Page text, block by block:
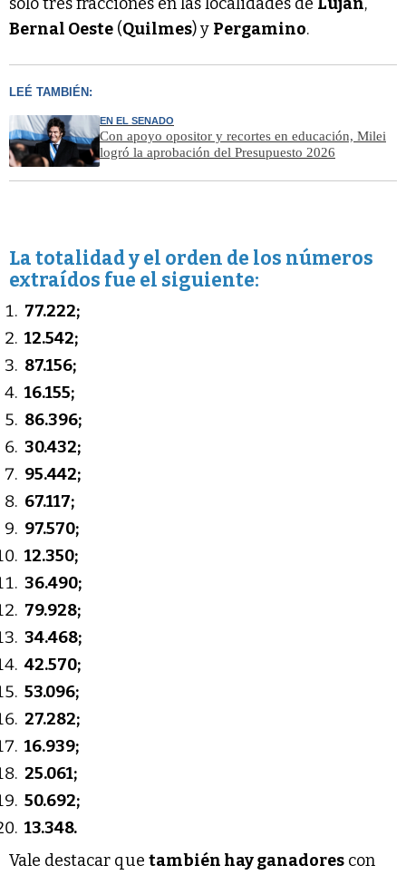
Bernal Oeste (Quilmes) y Pergamino.
LEÉ TAMBIÉN:
EN EL SENADO
Con apoyo opositor y recortes en educación, Milei
logró la aprobación del Presupuesto 2026
La totalidad y el orden de los números
extraídos fue el siguiente:
77.222;
12.542;
87.156;
16.155;
86.396;
30.432;
95.442;
67.117;
97.570;
12.350;
36.490;
79.928;
34.468;
42.570;
53.096;
27.282;
16.939;
25.061;
50.692;
13.348.
Vale destacar que también hay ganadores con